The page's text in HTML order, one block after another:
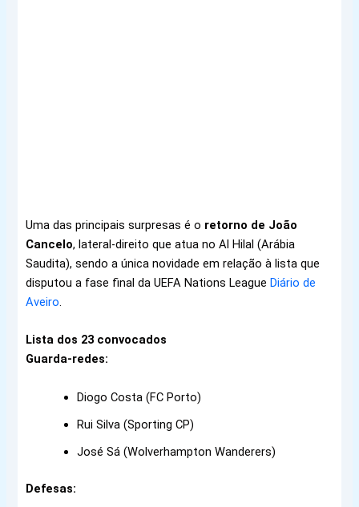
Uma das principais surpresas é o retorno de João
Cancelo, lateral-direito que atua no Al Hilal (Arábia
Saudita), sendo a única novidade em relação à lista que
disputou a fase final da UEFA Nations LeagueDiário de
Aveiro.
Lista dos 23 convocados
Guarda-redes:
Diogo Costa (FC Porto)
Rui Silva (Sporting CP)
José Sá (Wolverhampton Wanderers)
Defesas: